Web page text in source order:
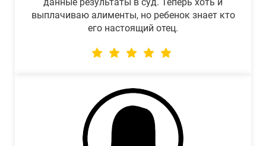
данные результаты в суд. Теперь хоть и
выплачиваю алименты, но ребенок знает кто
его настоящий отец.